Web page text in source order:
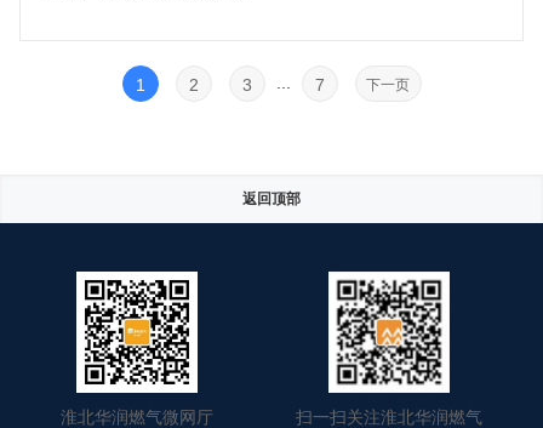
1 2 3 7 下一页
返回顶部
淮北华润燃气微网厅 扫一扫关注淮北华润燃气